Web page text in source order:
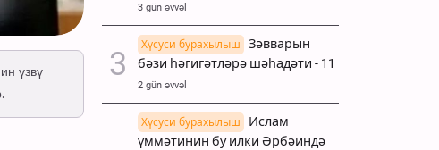
үзвү
3 gün əvvəl
Хүсуси бурахылыш
Зәвварын
бәзи һәгигәтләрә шәһадәти - 11
2 gün əvvəl
Хүсуси бурахылыш
Ислам
үммәтинин бу илки Әрбәиндә